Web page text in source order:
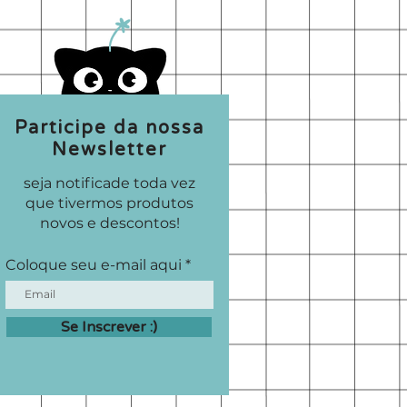
Participe da nossa
Newsletter
seja notificade toda vez
que tivermos produtos
novos e descontos!
Coloque seu e-mail aqui
Se Inscrever :)